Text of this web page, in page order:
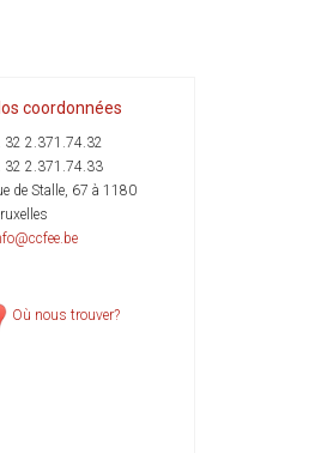
coordonnées
32 2.371.74.32
32 2.371.74.33
de Stalle, 67 à 1180
Où nous trouver?